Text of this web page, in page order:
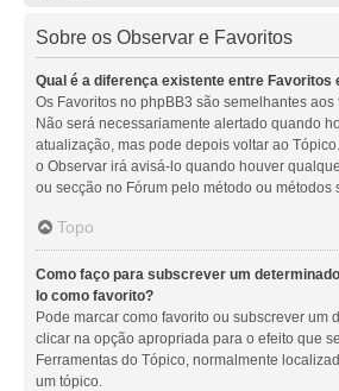
Sobre os Observar e Favoritos
Qual é a diferença existente entre Favoritos
Os Favoritos no phpBB3 são semelhantes
Não será necessariamente alertado quando
atualização, mas pode depois voltar ao
o Observar irá avisá-lo quando houver
ou secção no Fórum pelo método ou métodos
Topo
Como faço para subscrever um
lo como favorito?
Pode marcar como favorito ou subscrever um
clicar na opção apropriada para o efeito que
Ferramentas do Tópico, normalmente
um tópico.